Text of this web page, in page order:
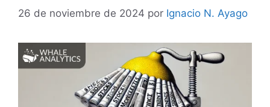
26 de noviembre de 2024 por Ignacio N. Ayago